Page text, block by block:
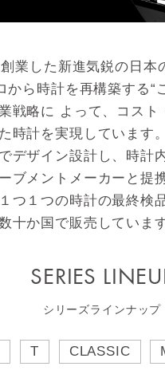
業した新進気鋭の日本
から時計を再構築する“
戦略に よって、コスト
時計を実現しています
デザイン設計し、時計
ブメントメーカーと提
つ１つの時計の最終検
十か国で販売しています
SERIES
シリーズラインナップ
T CLASSIC